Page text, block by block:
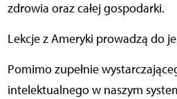
zdrowia oraz całej gospodarki.
Lekcje z Ameryki prowadzą do
Pomimo zupełnie
intelektualnego w naszym